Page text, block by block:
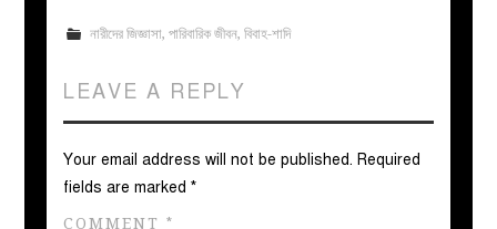
নারীদের জিজ্ঞাসা, পারিবারিক জীবন, বিবাহ-শাদি
LEAVE A REPLY
Your email address will not be published. Required
fields are marked*
COMMENT*